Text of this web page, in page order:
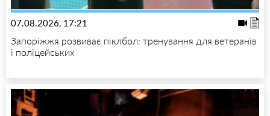
07.08.2026, 17:21
Запоріжжя розвиває піклбол: тренування для ветеранів
і поліцейських